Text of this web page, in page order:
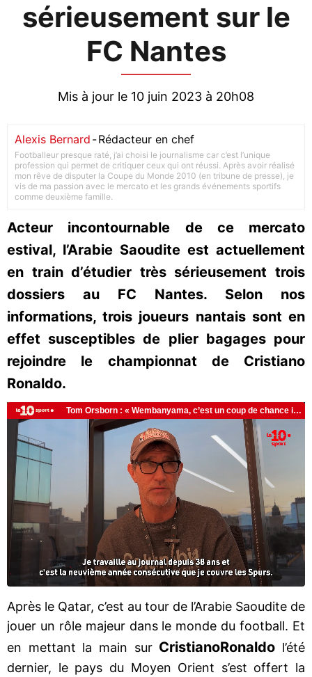
sérieusement sur le
FC Nantes
Mis à jour le 10 juin 2023 à 20h08
Alexis Bernard -Rédacteur en chef
Footballeur presque raté, j’ai choisi le journalisme car c’est l’unique
profession qui permet de critiquer ceux qui ont réussi. Après avoir réalisé
mon rêve de disputer la Coupe du Monde 2010 (en tribune de presse), je
vis de ma passion avec le mercato et les grands événements sportifs
comme deuxième famille.
Acteur incontournable de ce mercato
estival, l’Arabie Saoudite est actuellement
en train d’étudier très sérieusement trois
dossiers au FC Nantes. Selon nos
informations, trois joueurs nantais sont en
effet susceptibles de plier bagages pour
rejoindre le championnat de Cristiano
Ronaldo.
Après le Qatar, c’est au tour de l’Arabie Saoudite de
jouer un rôle majeur dans le monde du football. Et
en mettant la main sur CristianoRonaldo l’été
dernier, le pays du Moyen Orient s’est offert la